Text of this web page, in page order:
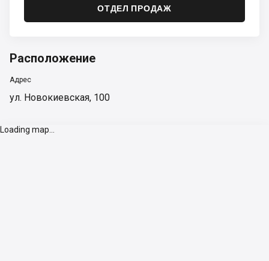
ОТДЕЛ ПРОДАЖ
Расположение
Адрес
ул. Новокиевская, 100
Loading map...